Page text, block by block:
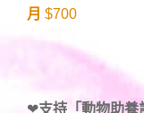
月 $700
❤支持「動物助養